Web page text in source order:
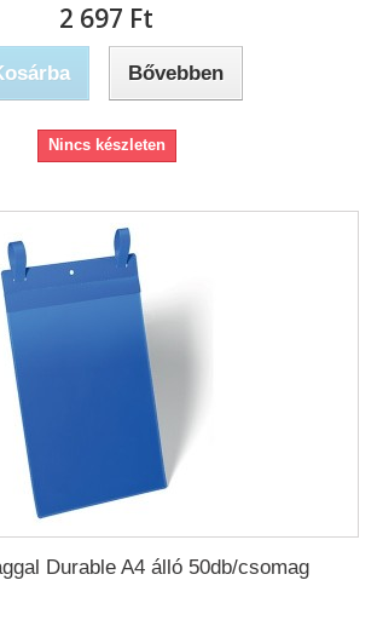
2 697 Ft‎
Bővebben
Nincs készleten
Durable A4 álló 50db/csomag